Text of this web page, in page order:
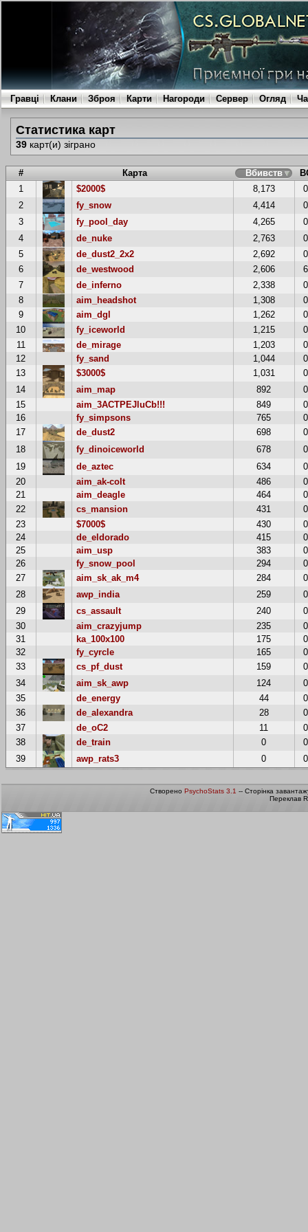
Гравці Клани Зброя Карти Нагороди Сервер Огляд
Статистика карт
39карт(и) зіграно
# Карта Вбивств
1
$2000$ 8,173
0
2
fy_snow 4,414
0
3
fy_pool_day 4,265
0
4
de_nuke 2,763
0
5
de_dust2_2x2 2,692
0
6
de_westwood 2,606
6
7
de_inferno 2,338
0
8
aim_headshot 1,308
0
9
aim_dgl 1,262
0
10
fy_iceworld 1,215
0
11
de_mirage 1,203
0
12
fy_sand 1,044
0
13
$3000$ 1,031
0
14
aim_map 892
0
15
aim_3ACTPEJluCb!!! 849
0
16
fy_simpsons 765
0
17
de_dust2 698
0
18
fy_dinoiceworld 678
0
19
de_aztec 634
0
20
aim_ak-colt 486
0
21
aim_deagle 464
0
22
cs_mansion 431
0
23
$7000$ 430
0
24
de_eldorado 415
0
25
aim_usp 383
0
26
fy_snow_pool 294
0
27
aim_sk_ak_m4 284
0
28
awp_india 259
0
29
cs_assault 240
0
30
aim_crazyjump 235
0
31
ka_100x100 175
0
32
fy_cyrcle 165
0
33
cs_pf_dust 159
0
34
aim_sk_awp 124
0
35
de_energy 44
0
36
de_alexandra 28
0
37
de_oC2 11
0
38
de_train 0
0
39
awp_rats3 0 0
Створено PsychoStats 3.1 -- Сторінка
Переклав